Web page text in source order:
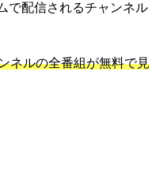
で配信されるチャンネル
ネルの全番組が無料で見